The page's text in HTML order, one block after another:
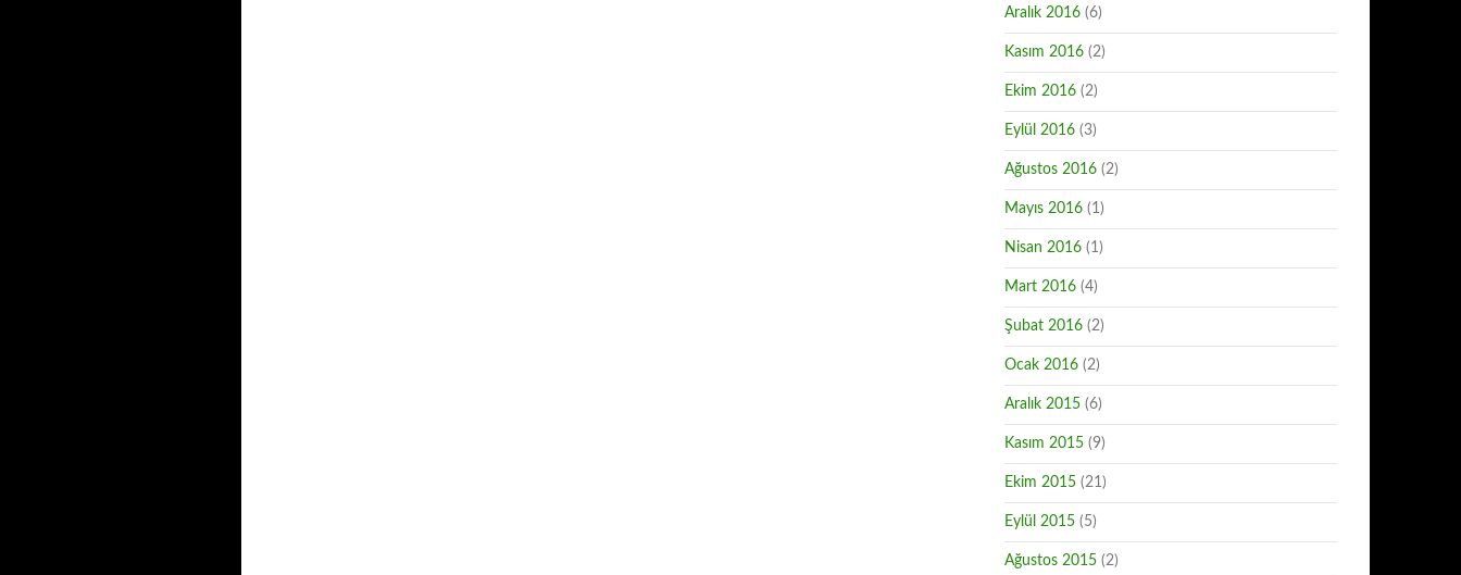
Aralık 2016 (6)
Kasım 2016 (2)
Ekim 2016 (2)
Eylül 2016 (3)
Ağustos 2016 (2)
Mayıs 2016 (1)
Nisan 2016 (1)
Mart 2016 (4)
Şubat 2016 (2)
Ocak 2016 (2)
Aralık 2015 (6)
Kasım 2015 (9)
Ekim 2015 (21)
Eylül 2015 (5)
Ağustos 2015 (2)